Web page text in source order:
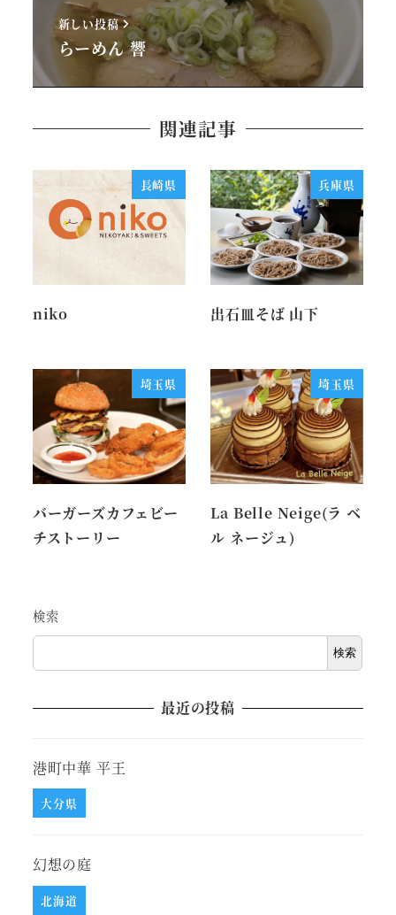
新しい投稿
らーめん 響
関連記事
長崎県
niko
兵庫県
出石皿そば 山下
埼玉県
バーガーズカフェビー
チストーリー
埼玉県
La Belle Neige(ラ ベ
ル ネージュ)
検索
検索
最近の投稿
港町中華 平王
大分県
幻想の庭
北海道